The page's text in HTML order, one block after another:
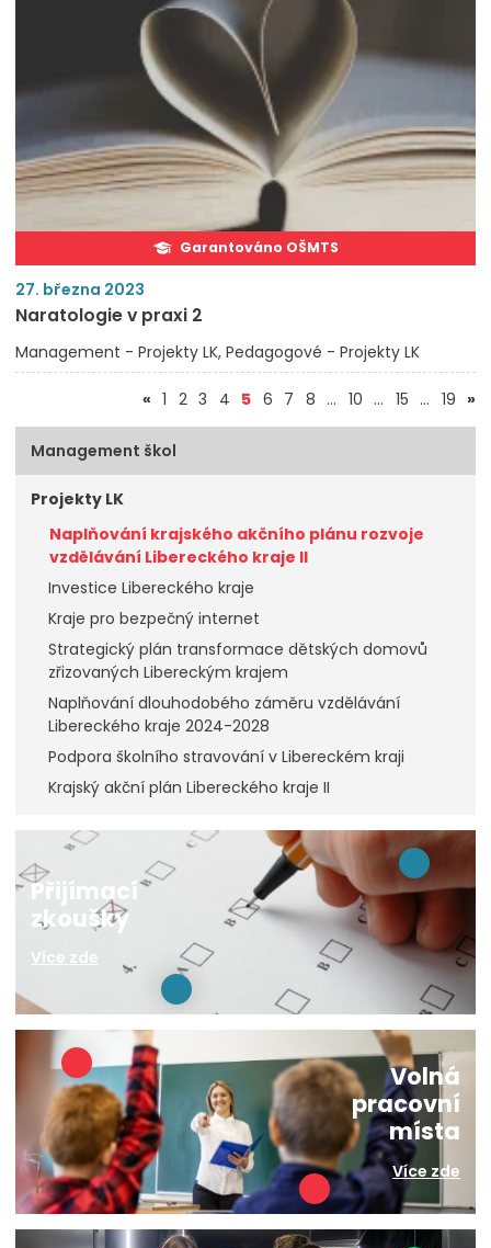
Garantováno OŠMTS
27. března 2023
Naratologie v praxi 2
Management - Projekty LK Pedagogové - Projekty LK
« 1 2 3 4 5(aktuální)
6 7 8 … 10 … 15 … 19 »
Management škol
Projekty LK
Naplňování krajského akčního plánu rozvoje
vzdělávání Libereckého kraje II
Investice Libereckého kraje
Kraje pro bezpečný internet
Strategický plán transformace dětských domovů
zřizovaných Libereckým krajem
Naplňování dlouhodobého záměru vzdělávání
Libereckého kraje 2024-2028
Podpora školního stravování v Libereckém kraji
Krajský akční plán Libereckého kraje II
Přijímací
zkoušky
Více zde
Volná
pracovní
místa
Více zde